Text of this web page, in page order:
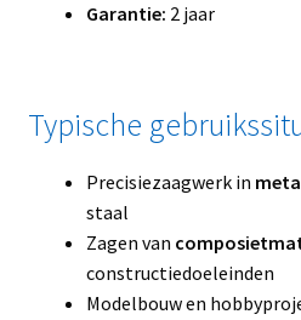
Garantie: 2 jaar
Typische
Precisiezaagwerk in
staal
Zagen van
constructiedoeleinden
Modelbouw en